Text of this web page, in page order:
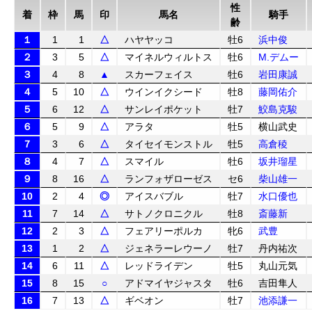
着 枠 馬 印 馬名
性
齢
騎手
１ 1 1 △ ハヤヤッコ 牡6
浜中俊
２
3 5 △ マイネルウィルトス 牡6
M.デムー
３
4 8 ▲ スカーフェイス 牡6
岩田康誠
４
5 10 △ ウインイクシード 牡8
藤岡佑介
５
6 12 △ サンレイポケット 牡7
鮫島克駿
６
5 9 △ アラタ 牡5
横山武史
７
3 6 △ タイセイモンストル 牡5
高倉稜
８
4 7 △ スマイル 牡6
坂井瑠星
９
8 16 △ ランフォザローゼス セ6
柴山雄一
10
2 4 ◎ アイスバブル 牡7
水口優也
11
7 14 △ サトノクロニクル 牡8
斎藤新
12
2 3 △ フェアリーポルカ 牝6
武豊
13
1 2 △ ジェネラーレウーノ 牡7
丹内祐次
14
6 11 △ レッドライデン 牡5
丸山元気
15
8 15 ○ アドマイヤジャスタ 牡6
吉田隼人
16
7 13 △ ギベオン 牡7 池添謙一